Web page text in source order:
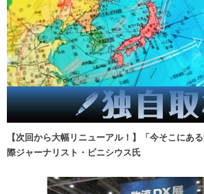
【次回から大幅リニューアル！】「今そこにあ
際ジャーナリスト・ビニシウス氏